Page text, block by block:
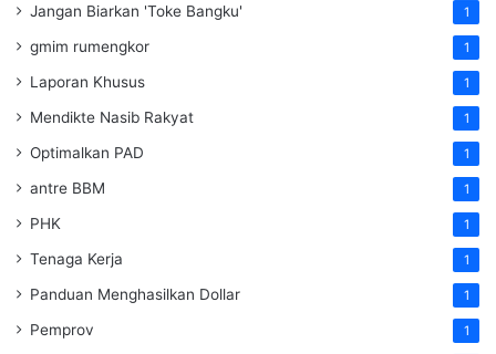
Jangan Biarkan 'Toke Bangku' 1
gmim rumengkor 1
Laporan Khusus 1
Mendikte Nasib Rakyat 1
Optimalkan PAD 1
antre BBM 1
PHK 1
Tenaga Kerja 1
Panduan Menghasilkan Dollar 1
Pemprov 1